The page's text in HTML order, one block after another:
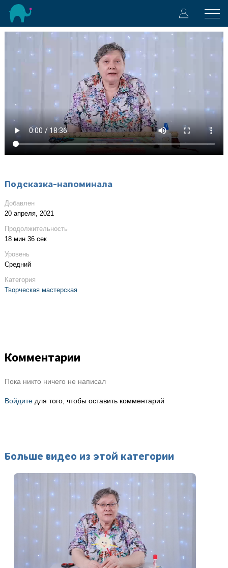
Подсказка-напоминала
Добавлен
20 апреля, 2021
Продолжительность
18 мин 36 сек
Уровень
Средний
Категория
Творческая мастерская
Комментарии
Пока никто ничего не написал
Войдитедля того, чтобы оставить комментарий
Больше видео из этой категории